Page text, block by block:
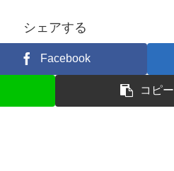
シェアする
Facebook
コピー